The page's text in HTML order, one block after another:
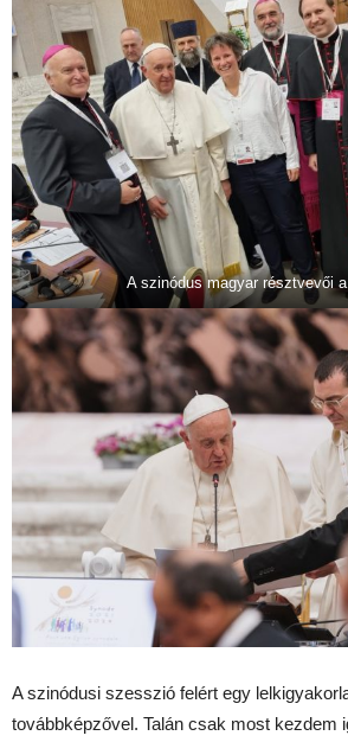
A szinódus magyar résztvevői a
A szinódusi szesszió felért egy
továbbképzővel. Talán csak most kezdem